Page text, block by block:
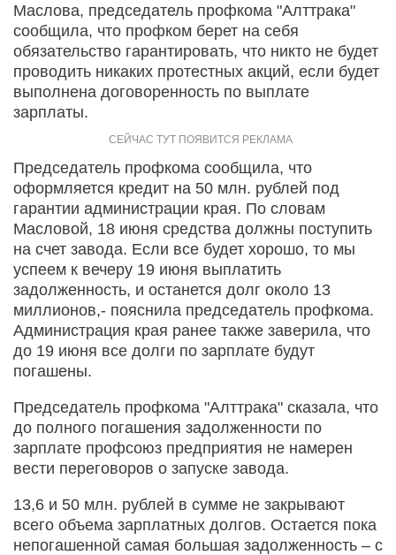
Маслова, председатель профкома "Алттрака"
сообщила, что профком берет на себя
обязательство гарантировать, что никто не будет
проводить никаких протестных акций, если будет
выполнена договоренность по выплате
зарплаты.
Председатель профкома сообщила, что
оформляется кредит на 50 млн. рублей под
гарантии администрации края. По словам
Масловой, 18 июня средства должны поступить
на счет завода. Если все будет хорошо, то мы
успеем к вечеру 19 июня выплатить
задолженность, и останется долг около 13
миллионов,- пояснила председатель профкома.
Администрация края ранее также заверила, что
до 19 июня все долги по зарплате будут
погашены.
Председатель профкома "Алттрака" сказала, что
до полного погашения задолженности по
зарплате профсоюз предприятия не намерен
вести переговоров о запуске завода.
13,6 и 50 млн. рублей в сумме не закрывают
всего объема зарплатных долгов. Остается пока
непогашенной самая большая задолженность – с